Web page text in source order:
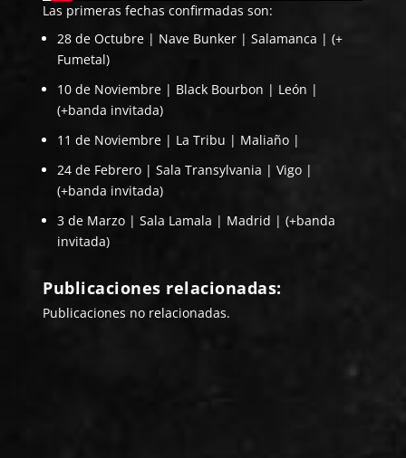
Las primeras fechas confirmadas son:
28 de Octubre | Nave Bunker | Salamanca | (+
Fumetal)
10 de Noviembre | Black Bourbon | León |
(+banda invitada)
11 de Noviembre | La Tribu | Maliaño |
24 de Febrero | Sala Transylvania | Vigo |
(+banda invitada)
3 de Marzo | Sala Lamala | Madrid | (+banda
invitada)
Publicaciones relacionadas:
Publicaciones no relacionadas.